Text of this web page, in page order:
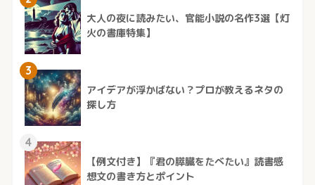
大人の夜に読みたい、官能小説の名作3選【灯
火の書庫特集】
3
アイデアが浮かばない？プロが教えるネタの
探し方
4
【例文付き】『君の膵臓をたべたい』読書感
想文の書き方とポイント